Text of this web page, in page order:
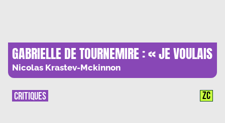
GABRIELLE DE TOURNEMIRE : « JE VOULAIS
DEPLOYER LE HANDICAP DANS TOUTE SA
COMPLEXITE »
Nicolas Krastev-Mckinnon
CRITIQUES ZC